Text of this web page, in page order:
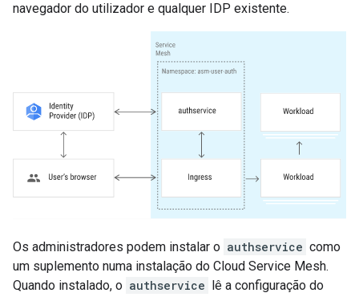
navegador do utilizador e qualquer IDP existente.
Os administradores podem instalar o authservice como
um suplemento numa instalação do Cloud Service Mesh.
Quando instalado, o authservice
lê a configuração do